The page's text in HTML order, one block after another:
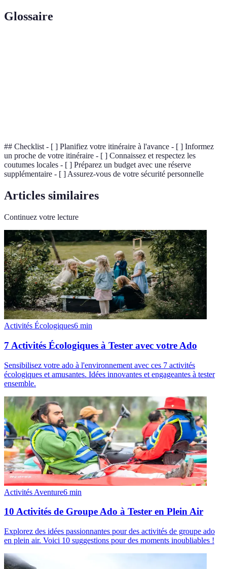
Glossaire
## Checklist - [ ] Planifiez votre itinéraire à l'avance - [ ] Informez
un proche de votre itinéraire - [ ] Connaissez et respectez les
coutumes locales - [ ] Préparez un budget avec une réserve
supplémentaire - [ ] Assurez-vous de votre sécurité personnelle
Articles similaires
Continuez votre lecture
Activités Écologiques6 min
7 Activités Écologiques à Tester avec votre Ado
Sensibilisez votre ado à l'environnement avec ces 7 activités
écologiques et amusantes. Idées innovantes et engageantes à tester
ensemble.
Activités Aventure6 min
10 Activités de Groupe Ado à Tester en Plein Air
Explorez des idées passionnantes pour des activités de groupe ado
en plein air. Voici 10 suggestions pour des moments inoubliables !